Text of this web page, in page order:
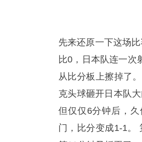
先来还原一下这场
比0，日本队连一次
从比分板上擦掉了
克头球砸开日本队
但仅仅6分钟后，
门，比分变成1-1。